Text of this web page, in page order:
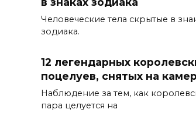
Человеческие тела скрытые в
зодиака.
12 легендарных
поцелуев, снятых на
Наблюдение за тем, как
пара целуется на